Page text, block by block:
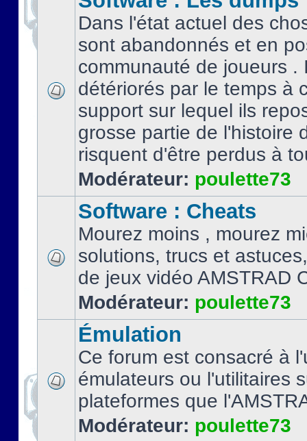
Dans l'état actuel des
sont abandonnés et en
communauté de joueurs .
détériorés par le temps à
support sur lequel ils
grosse partie de l'histoire
risquent d'être perdus à
Modérateur: poulette73
Software : Cheats
Mourez moins , mourez
solutions, trucs et
de jeux vidéo AMSTRAD
Modérateur: poulette73
Émulation
Ce forum est consacré à
émulateurs ou l'utilitaires
plateformes que
Modérateur: poulette73